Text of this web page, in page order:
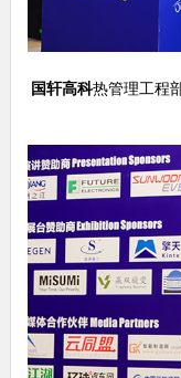
国轩高科热管理工程